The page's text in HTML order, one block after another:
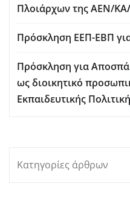
Πλοιάρχων της ΑΕΝ/
Πρόσκληση ΕΕΠ-ΕΒΠ
Πρόσκληση για
ως διοικητικό
Εκπαιδευτικής
Κατηγορίες άρθρων